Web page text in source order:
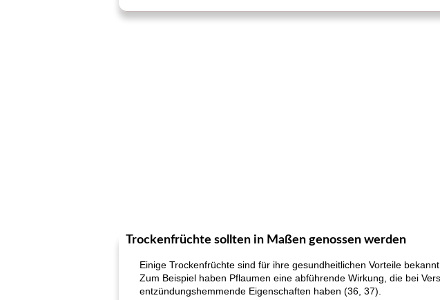
Trockenfrüchte sollten in Maßen genossen werden
Einige Trockenfrüchte sind für ihre gesundheitlichen Vorteile bekannt.
Zum Beispiel haben Pflaumen eine abführende Wirkung, die bei
entzündungshemmende Eigenschaften haben (36, 37).